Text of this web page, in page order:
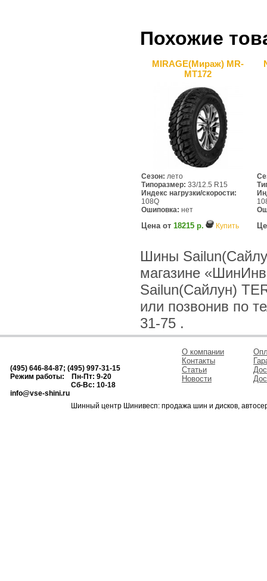
Похожие
MIRAGE(Мираж) MR-
MT172
Сезон: лето
Типоразмер: 33/12.5 R15
Индекс нагрузки/скорости:
108Q
Ошиповка: нет
Цена от 18215 р. Купить
Шины
магазине
Sailun(Сайлун)
или позвонив по
31-75 .
(495) 646-84-87; (495) 997-31-15
Режим работы: Пн-Пт: 9-20
Сб-Вс: 10-18
info@vse-shini.ru
О компании
Контакты
Статьи
Новости
Шинный центр Шинивесп: продажа шин и дисков,